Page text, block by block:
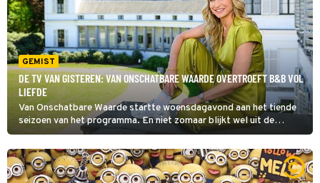
GEMIST
DE TV VAN GISTEREN: VAN ONSCHATBARE WAARDE OVERTROEFT B&B VOL
LIEFDE
Van Onschatbare Waarde startte woensdagavond aan het tiende
seizoen van het programma. En niet zomaar blijkt wel uit de
kijkcijfers. Met 939.000 kijkers is het na het Journaal van 20.00
uur het best bekeken programma van de dag.